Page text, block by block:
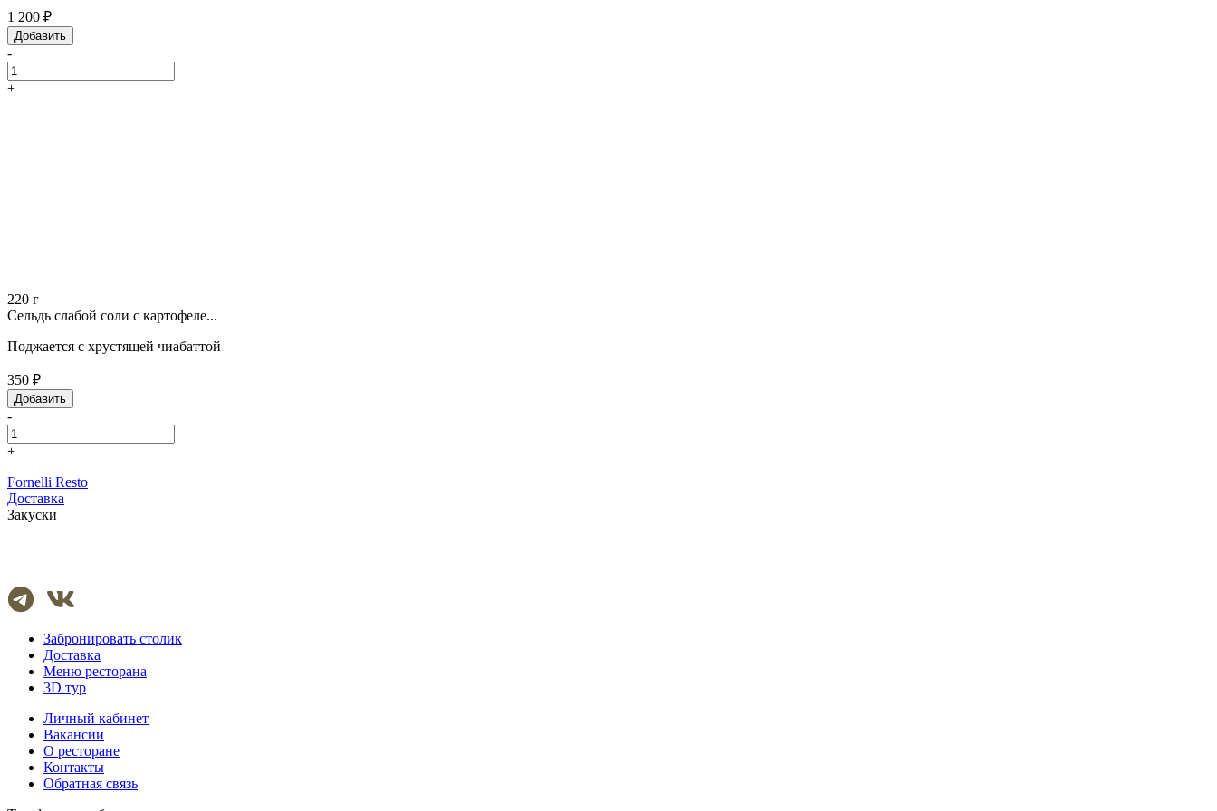
1 200 ₽
Добавить
-
+
220 г
Сельдь слабой соли с картофеле...
Поджается с хрустящей чиабаттой
350 ₽
Добавить
-
+
Fornelli Resto
Доставка
Закуски
Забронировать столик
Доставка
Меню ресторана
3D тур
Личный кабинет
Вакансии
О ресторане
Контакты
Обратная связь